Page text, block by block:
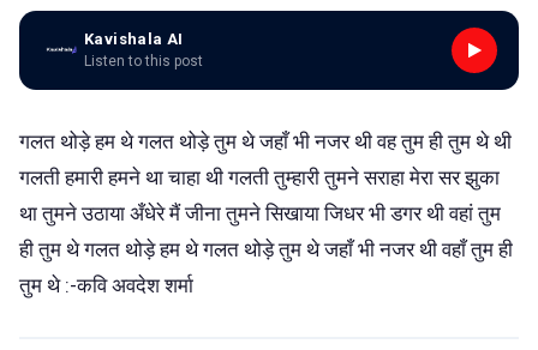
Kavishala AI
Listen to this post
गलत थोड़े हम थे गलत थोड़े तुम थे जहाँ भी नजर थी वह तुम ही तुम थे थी
गलती हमारी हमने था चाहा थी गलती तुम्हारी तुमने सराहा मेरा सर झुका
था तुमने उठाया अँधेरे मैं जीना तुमने सिखाया जिधर भी डगर थी वहां तुम
ही तुम थे गलत थोड़े हम थे गलत थोड़े तुम थे जहाँ भी नजर थी वहाँ तुम ही
तुम थे :-कवि अवदेश शर्मा